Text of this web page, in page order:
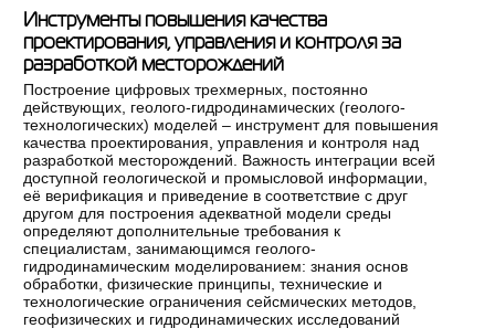
Инструменты повышения качества
проектирования, управления и контроля за
разработкой месторождений
Построение цифровых трехмерных, постоянно
действующих, геолого-гидродинамических (геолого-
технологических) моделей – инструмент для повышения
качества проектирования, управления и контроля над
разработкой месторождений. Важность интеграции всей
доступной геологической и промысловой информации,
её верификация и приведение в соответствие с друг
другом для построения адекватной модели среды
определяют дополнительные требования к
специалистам, занимающимся геолого-
гидродинамическим моделированием: знания основ
обработки, физические принципы, технические и
технологические ограничения сейсмических методов,
геофизических и гидродинамических исследований